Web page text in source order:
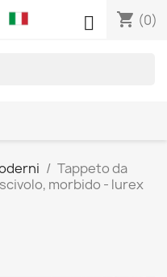
shopping_cart (0)

Tappeto da
morbido - lurex